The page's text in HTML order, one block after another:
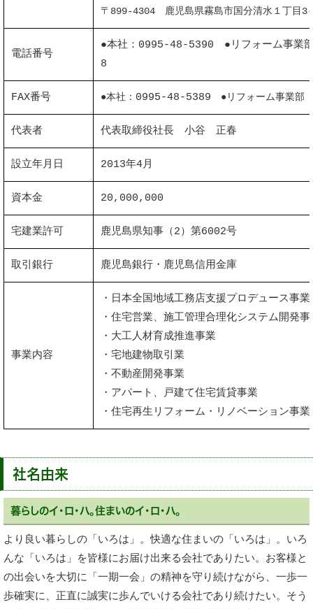
〒899-4304 鹿児島県霧島市国分清水１丁目
電話番号
●本社：0995-48-5390 ●リフォーム事業
8
FAX番号 ●本社： 0995-48-5389 ●リフォーム事業部
代表者 代表取締役社長 小谷 正春
設立年月日 2013年4月
資本金 20,000,000
宅建業許可 鹿児島県知事（2）第6002号
取引銀行 鹿児島銀行・鹿児島信用金庫
事業内容
・日本全国地域工務店支援プロデュース事業
・住宅営業、施工管理合理化システム開発事
・大工人材育成推進事業
・宅地建物取引業
・不動産開発事業
・アパート、戸建て住宅賃貸事業
・住宅再生リフォーム・リノベーション事業
社名由来
暮らしのイ・ロ・ハ。住まいのイ・ロ・ハ。
より良い暮らしの「いろは」。快適な住まいの「いろは」。いろ
んな「いろは」を皆様にお届け出来る会社でありたい。お客様と
の出会いを大切に「一期一会」の精神を守り続けながら、一歩一
歩確実に、正直に誠実に歩んでいける会社であり続けたい。そう